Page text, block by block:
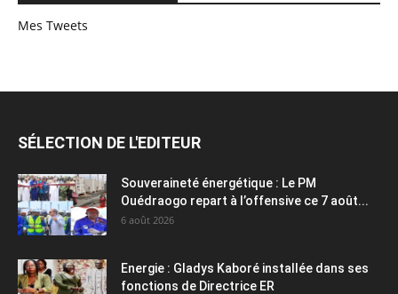
Mes Tweets
SÉLECTION DE L'EDITEUR
Souveraineté énergétique : Le PM
Ouédraogo repart à l’offensive ce 7 août...
6 août 2026
Energie : Gladys Kaboré installée dans ses
fonctions de Directrice ER